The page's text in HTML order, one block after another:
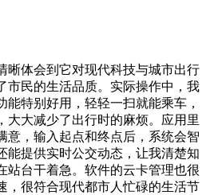
晰体会到它对现代科技与城市出行
市民的生活品质。实际操作中，我
特别好用，轻轻一扫就能乘车，
大大减少了出行时的麻烦。应用里
意，输入起点和终点后，系统会智
能提供实时公交动态，让我清楚知
站台干着急。软件的云卡管理也很
，很符合现代都市人忙碌的生活节